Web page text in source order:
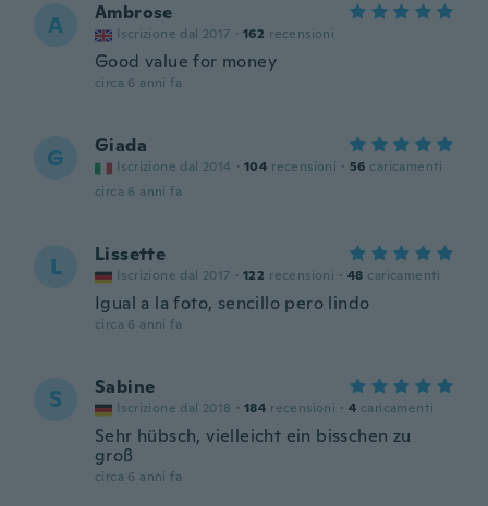
A Ambrose
Iscrizione dal 2017 · 162 recensioni
Good value for money
circa 6 anni fa
G Giada
Iscrizione dal 2014 · 104 recensioni · 56 caricamenti
circa 6 anni fa
L Lissette
Iscrizione dal 2017 · 122 recensioni · 48 caricamenti
Igual a la foto, sencillo pero lindo
circa 6 anni fa
S Sabine
Iscrizione dal 2018 · 184 recensioni · 4 caricamenti
Sehr hübsch, vielleicht ein bisschen zu
groß
circa 6 anni fa